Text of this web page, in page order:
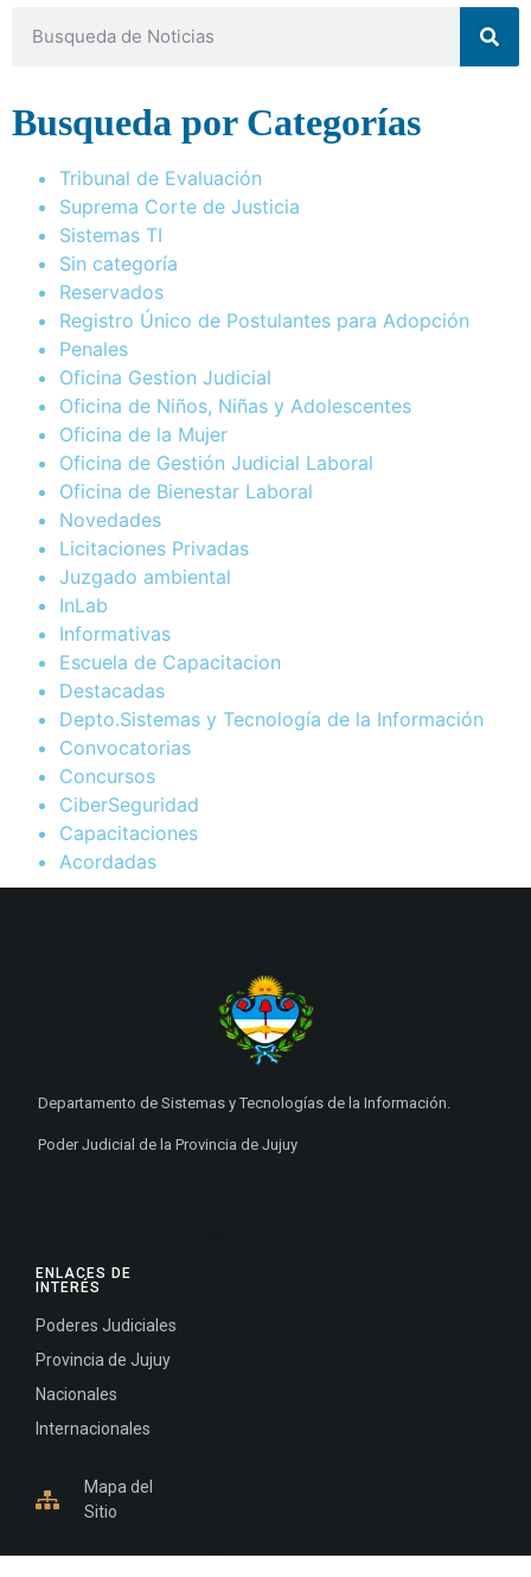
Busqueda por Categorías
Tribunal de Evaluación
Suprema Corte de Justicia
Sistemas TI
Sin categoría
Reservados
Registro Único de Postulantes para Adopción
Penales
Oficina Gestion Judicial
Oficina de Niños, Niñas y Adolescentes
Oficina de la Mujer
Oficina de Gestión Judicial Laboral
Oficina de Bienestar Laboral
Novedades
Licitaciones Privadas
Juzgado ambiental
InLab
Informativas
Escuela de Capacitacion
Destacadas
Depto.Sistemas y Tecnología de la Información
Convocatorias
Concursos
CiberSeguridad
Capacitaciones
Acordadas
ENLACES DE
INTERÉS
Poderes Judiciales
Provincia de Jujuy
Nacionales
Internacionales
Mapa del
Sitio
Departamento de Sistemas y Tecnologías de la Información.
Poder Judicial de la Provincia de Jujuy